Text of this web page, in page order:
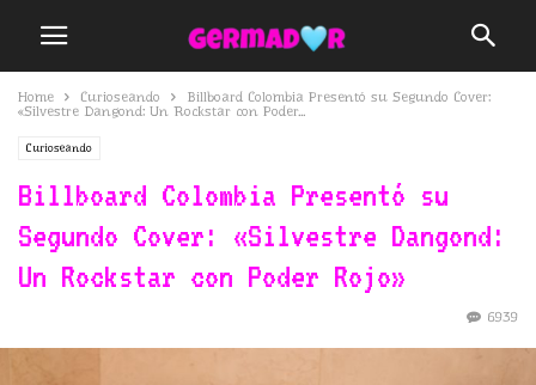
Home Curioseando
Billboard Colombia Presentó su Segundo Cover:
«Silvestre Dangond: Un Rockstar con Poder...
Curioseando
Billboard Colombia Presentó su
Segundo Cover: «Silvestre Dangond:
Un Rockstar con Poder Rojo»
6939